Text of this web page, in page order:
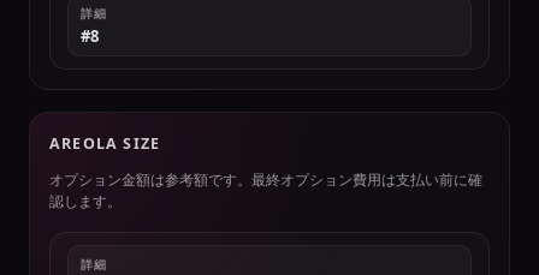
詳細
#8
AREOLA SIZE
オプション金額は参考額です。最終オプション費用は支払い前に確
認します。
詳細